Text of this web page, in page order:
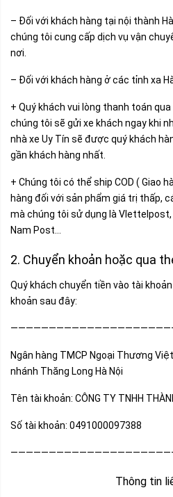
– Đối với khách hàng tại nội thành
chúng tôi cung cấp dịch vụ vận
nơi.
– Đối với khách hàng ở các tỉnh xa
+ Quý khách vui lòng thanh toán
chúng tôi sẽ gửi xe khách ngay khi
nhà xe Uy Tín sẽ được quý khách
gần khách hàng nhất.
+ Chúng tôi có thể ship COD ( Giao
hàng đối với sản phẩm giá trị thấp,
mà chúng tôi sử dụng là
Nam Post…
2. Chuyển khoản hoặc qua
Quý khách chuyển tiền vào tài
khoản sau đây:
Ngân hàng TMCP Ngoại Thương
nhánh Thăng Long Hà Nội
Tên tài khoản: CÔNG TY TNHH
Số tài khoản: 0491000097388
Thông tin